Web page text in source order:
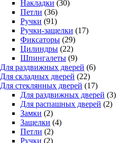
Накладки (30)
Петли (36)
Ручки (91)
Ручки-защелки (17)
Фиксаторы (29)
Цилиндры (22)
Шпингалеты (9)
Для раздвижных дверей (6)
Для складных дверей (22)
Для стеклянных дверей (17)
Для раздвижных дверей (3)
Для распашных дверей (2)
Замки (2)
Защелки (4)
Петли (2)
Ручки (2)